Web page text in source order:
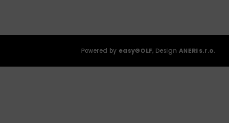
Powered by easyGOLF, DesignANERI s.r.o.